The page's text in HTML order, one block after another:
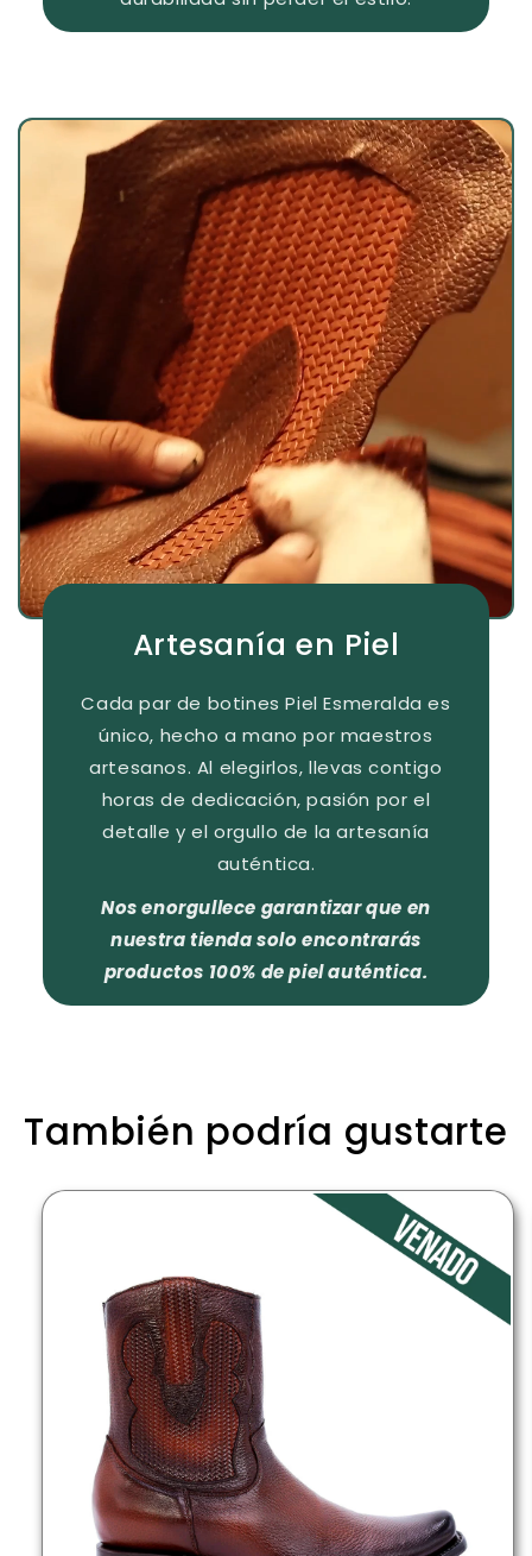
Artesanía en Piel
Cada par de botines Piel Esmeralda es
único, hecho a mano por maestros
artesanos. Al elegirlos, llevas contigo
horas de dedicación, pasión por el
detalle y el orgullo de la artesanía
auténtica.
Nos enorgullece garantizar que en
nuestra tienda solo encontrarás
productos 100% de piel auténtica.
También podría gustarte